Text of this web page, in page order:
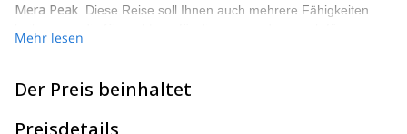
Mera Peak . Diese Reise soll Ihnen auch mehrere Fähigkeiten
zukünftige Gipfel benötigen. Mehrere Tage an verschiedenen,
Training gewidmet sein. Sie werden
Gletscherreisetechnikenlernen. Und Sie werden lernen, wie man
kältebedingten Krankheiten,
Mehr lesen
Der Preis beinhaltet
Preisdetails